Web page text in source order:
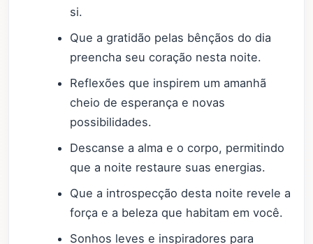
si.
Que a gratidão pelas bênçãos do dia
preencha seu coração nesta noite.
Reflexões que inspirem um amanhã
cheio de esperança e novas
possibilidades.
Descanse a alma e o corpo, permitindo
que a noite restaure suas energias.
Que a introspecção desta noite revele a
força e a beleza que habitam em você.
Sonhos leves e inspiradores para